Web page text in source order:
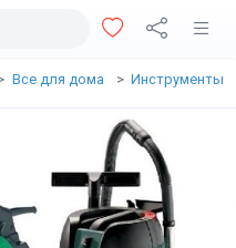
Все для дома Инструменты